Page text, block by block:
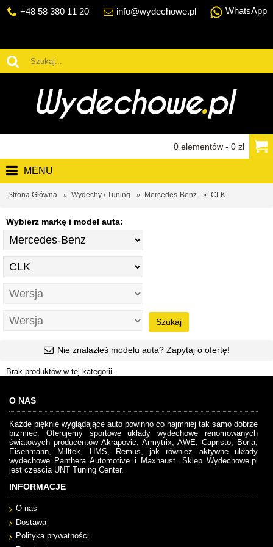
+48 58 380 11 20 info@wydechowe.pl WhatsApp
0 elementów - 0 zł
MENU
Strona Główna Wydechy / Tuning Mercedes-Benz CLK
Wybierz markę i model auta:
Szukaj
Nie znalazłeś modelu auta? Zapytaj o ofertę!
Brak produktów w tej kategorii.
O NAS
Każde pięknie wyglądające auto powinno co najmniej tak samo dobrze
brzmieć. Oferujemy sportowe układy wydechowe renomowanych
światowych producentów Akrapovic, Armytrix, AWE, Capristo, Borla,
Eisenmann, Milltek, HMS, Remus, jak również aktywne układy
wydechowe Panthera Automotive i Maxhaust. Sklep Wydechowe.pl
jest częscią UNT Tuning Center.
INFORMACJE
O nas
Dostawa
Polityka prywatności